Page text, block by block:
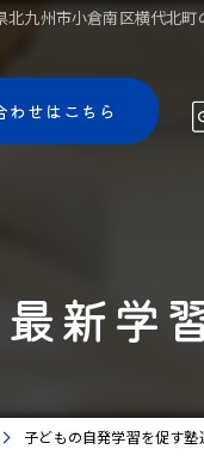
九州市小倉南区横代北町
わせはこちら
新学
子どもの自発学習を促す塾